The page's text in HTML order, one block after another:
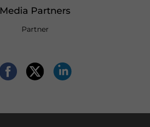
Media Partners
Partner